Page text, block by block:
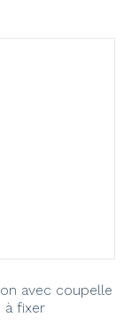
avec coupelle
à fixer